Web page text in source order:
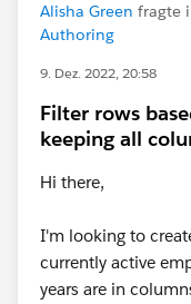
Alisha Green fragte
Authoring
9. Dez. 2022, 20:58
Filter rows
keeping all
Hi there,
I'm looking to
currently active
years are in